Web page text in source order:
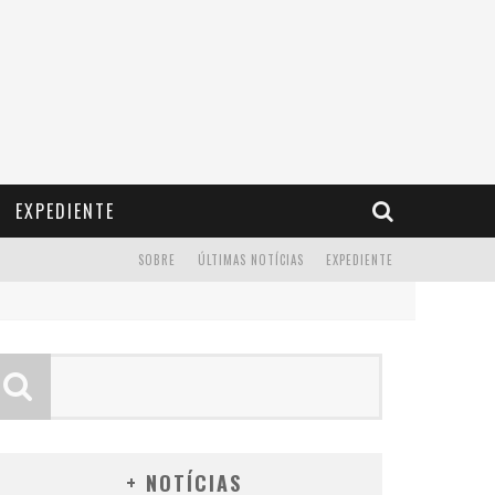
EXPEDIENTE
EXPEDIENTE
ÚLTIMAS NOTÍCIAS
SOBRE
+ NOTÍCIAS